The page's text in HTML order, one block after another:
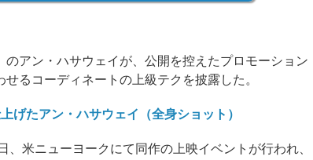
アン・ハサウェイが、公開を控えたプロモーション
るコーディネートの上級テクを披露した。
げたアン・ハサウェイ（全身ショット）
米ニューヨークにて同作の上映イベントが行われ、